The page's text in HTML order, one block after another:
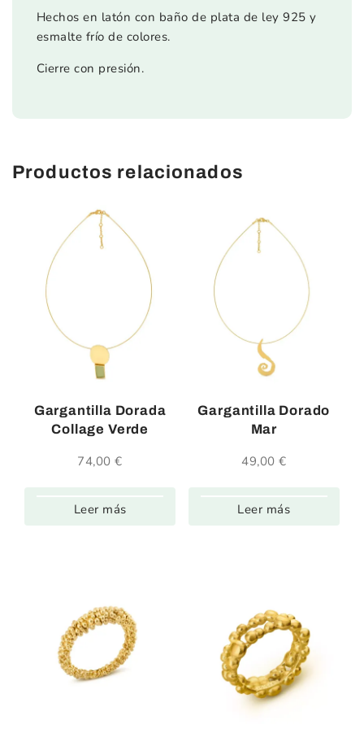
Hechos en latón con baño de plata de ley 925 y
esmalte frío de colores.
Cierre con presión.
Productos relacionados
Gargantilla Dorada
Collage Verde
74,00€
Leer más
Gargantilla Dorado
Mar
49,00€
Leer más